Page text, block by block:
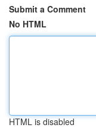
Submit a Comment
No HTML
HTML is disabled